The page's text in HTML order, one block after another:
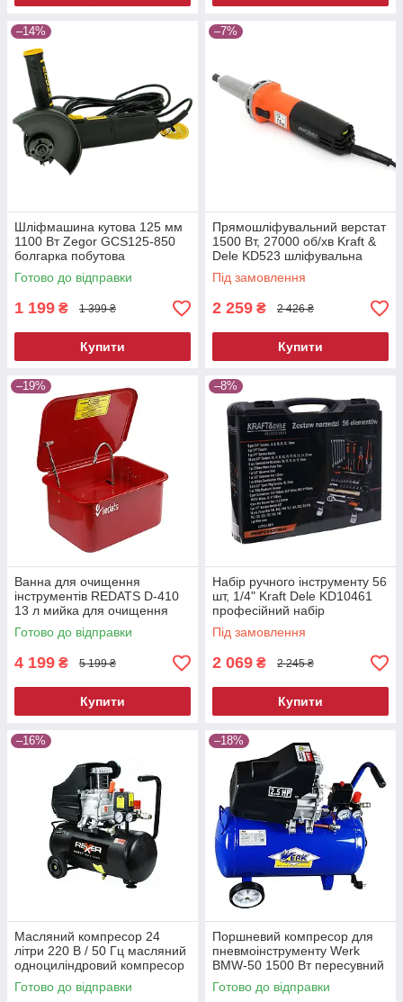
–14%
Шліфмашина кутова 125 мм
1100 Вт Zegor GCS125-850
болгарка побутова
електрична для різання та
шліфування
Готово до відправки
1 199 ₴ 1 399 ₴
Купити
–7%
Прямошліфувальний верстат
1500 Вт, 27000 об/хв Kraft &
Dele KD523 шліфувальна
машина пряма
Під замовлення
2 259 ₴ 2 426 ₴
Купити
–19%
Ванна для очищення
інструментів REDATS D-410
13 л мийка для очищення
деталей мийна ванна для
майстерні
Готово до відправки
4 199 ₴ 5 199 ₴
Купити
–8%
Набір ручного інструменту 56
шт, 1/4" Kraft Dele KD10461
професійний набір
інструментів
Під замовлення
2 069 ₴ 2 245 ₴
Купити
–16%
Масляний компресор 24
літри 220 В / 50 Гц масляний
одноциліндровий компресор
Готово до відправки
–18%
Поршневий компресор для
пневмоінструменту Werk
BMW-50 1500 Вт пересувний
електричний компресор для
фарбування
Готово до відправки